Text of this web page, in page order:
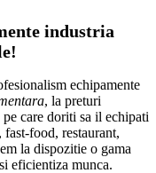
industria
echipamente
, la preturi
care doriti sa il echipati
food, restaurant,
la dispozitie o gama
eficientiza munca.